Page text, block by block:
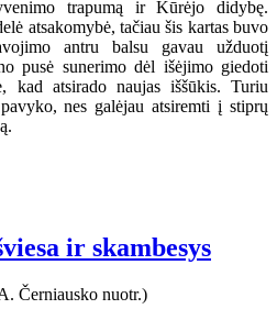
trapumą ir Kūrėjo didybę.
atsakomybė, tačiau šis kartas buvo
antru balsu gavau užduotį
pusė sunerimo dėl išėjimo giedoti
kad atsirado naujas iššūkis. Turiu
nes galėjau atsiremti į stiprų
ir skambesys